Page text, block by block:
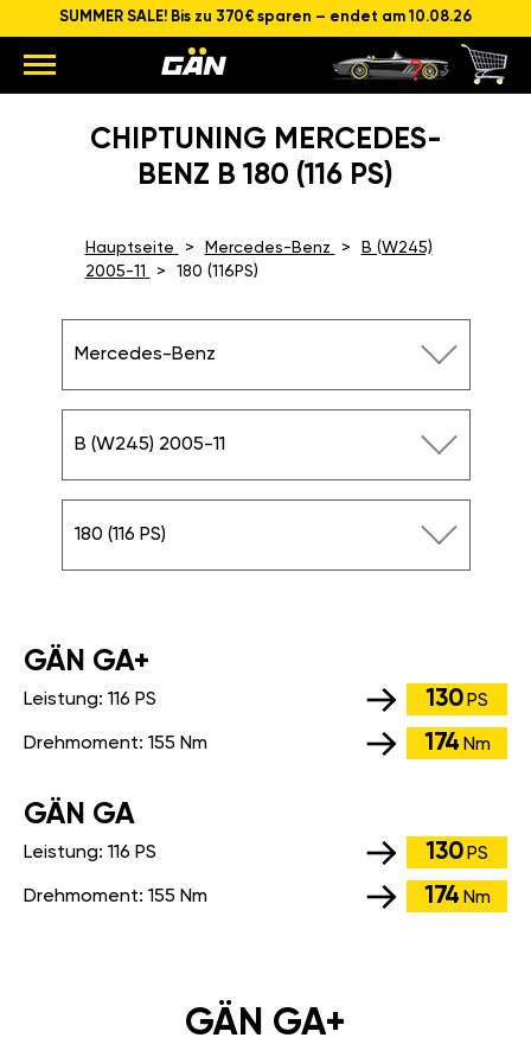
SUMMER SALE! Bis zu 370€ sparen – endet am 10.08.26
CHIPTUNING MERCEDES-
BENZ B 180 (116 PS)
Hauptseite Mercedes-Benz
B (W245)
2005-11
180 (116PS)
Mercedes-Benz
B (W245) 2005-11
180 (116 PS)
GÄN GA+
Leistung: 116 PS 130 PS
Drehmoment: 155 Nm 174 Nm
GÄN GA
Leistung: 116 PS 130 PS
Drehmoment: 155 Nm 174 Nm
GÄN GA+